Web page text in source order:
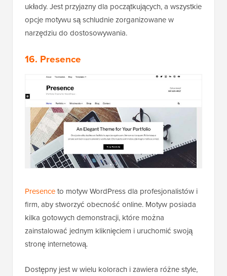
układy. Jest przyjazny dla początkujących, a wszystkie
opcje motywu są schludnie zorganizowane w
narzędziu do dostosowywania.
16. Presence
Presenceto motyw WordPress dla profesjonalistów i
firm, aby stworzyć obecność online. Motyw posiada
kilka gotowych demonstracji, które można
zainstalować jednym kliknięciem i uruchomić swoją
stronę internetową.
Dostępny jest w wielu kolorach i zawiera różne style,